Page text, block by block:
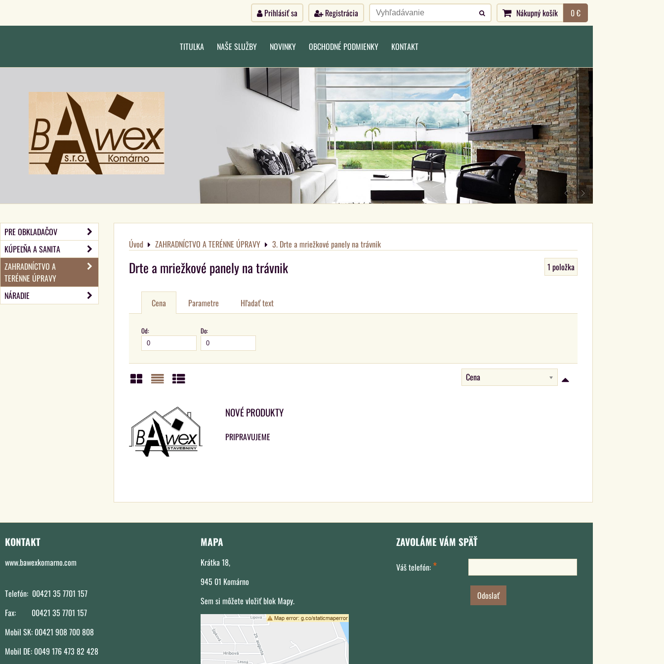
Prihlásiť sa Registrácia Nákupný košík 0 €
TITULKA NAŠE SLUŽBY NOVINKY OBCHODNÉ PODMIENKY KONTAKT
Úvod ZAHRADNÍCTVO A TERÉNNE ÚPRAVY 3. Drte a mriežkové panely na trávnik
Drte a mriežkové panely na trávnik 1 položka
Cena Parametre Hľadať text
Od: Do:
Cena
NOVÉ PRODUKTY
PRIPRAVUJEME
PRE OBKLADAČOV
KÚPEĽŇA A SANITA
ZAHRADNÍCTVO A
TERÉNNE ÚPRAVY
NÁRADIE
KONTAKT
www.bawexkomarno.com
Telefón: 00421 35 7701 157
Fax: 00421 35 7701 157
Mobil SK: 00421 908 700 808
Mobil DE: 0049 176 473 82 428
MAPA
Krátka 18,
945 01 Komárno
Sem si môžete vložiť blok Mapy.
Externý obsah je blokovaný Voľbami
súkromia
ZAVOLÁME VÁM SPÄŤ
Váš telefón: *
Odoslať